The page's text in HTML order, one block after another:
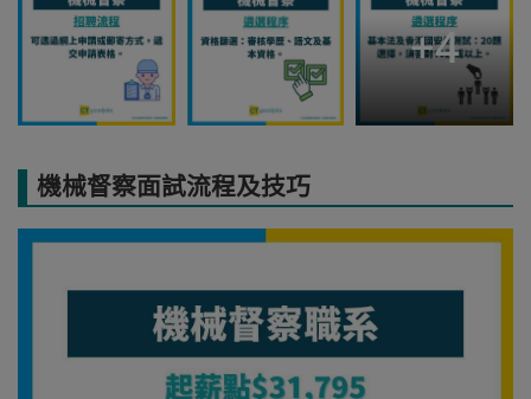
+4
機械督察面試流程及技巧